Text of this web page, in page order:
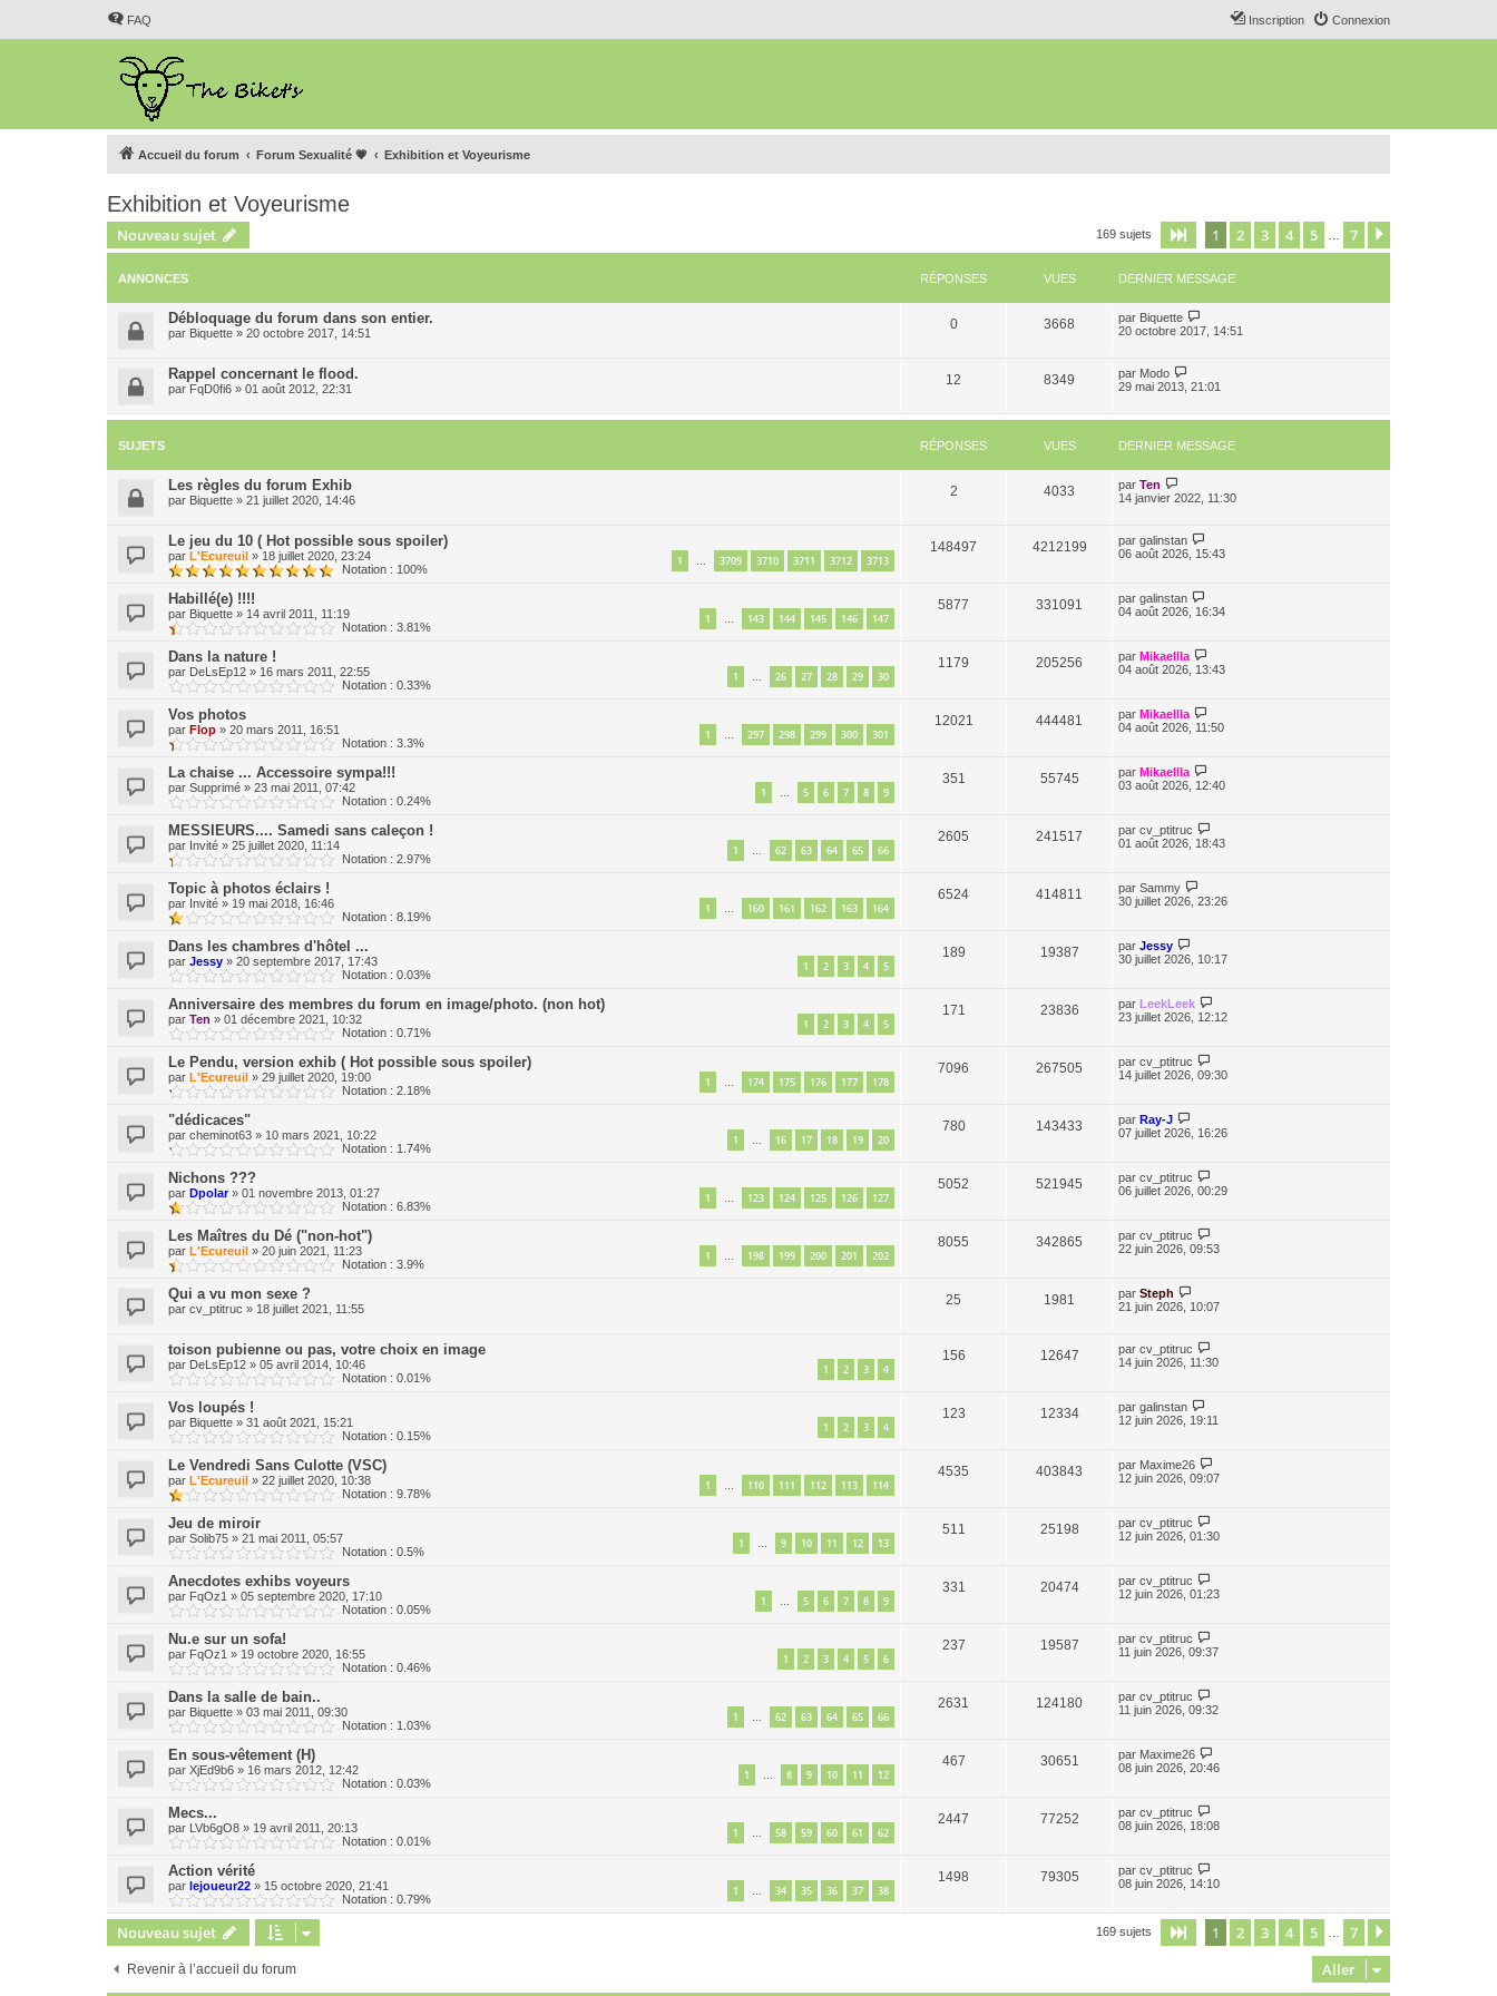
FAQ Connexion
Inscription
Accueil du forum Forum Sexualité 💗 Exhibition et Voyeurisme
Exhibition et Voyeurisme
Nouveau sujet 169 sujets Page sur7
1 2 3 4 5 7
ANNONCES RÉPONSES VUES DERNIER MESSAGE
Débloquage du forum dans son entier.
par Biquette » 20 octobre 2017, 14:51
0 3668 par Biquette
20 octobre 2017, 14:51
Rappel concernant le flood.
par FqD0fi6 » 01 août 2012, 22:31
12 8349 par Modo
29 mai 2013, 21:01
SUJETS RÉPONSES VUES DERNIER MESSAGE
Les règles du forum Exhib
par Biquette » 21 juillet 2020, 14:46
2 4033 par Ten
14 janvier 2022, 11:30
Le jeu du 10 ( Hot possible sous spoiler)
par L'Ecureuil » 18 juillet 2020, 23:24 1 … 3709 3710 3711 3712 3713
Notation : 100%
148497 4212199 par galinstan
06 août 2026, 15:43
Habillé(e) !!!!
par Biquette » 14 avril 2011, 11:19 1 … 143 144 145 146 147
Notation : 3.81%
5877 331091 par galinstan
04 août 2026, 16:34
Dans la nature !
par DeLsEp12 » 16 mars 2011, 22:55 1 … 26 27 28 29 30
Notation : 0.33%
1179 205256 par Mikaellla
04 août 2026, 13:43
Vos photos
par Flop » 20 mars 2011, 16:51 1 … 297 298 299 300 301
Notation : 3.3%
12021 444481 par Mikaellla
04 août 2026, 11:50
La chaise ... Accessoire sympa!!!
par Supprimé » 23 mai 2011, 07:42 1 … 5 6 7 8 9
Notation : 0.24%
351 55745 par Mikaellla
03 août 2026, 12:40
MESSIEURS.... Samedi sans caleçon !
par Invité » 25 juillet 2020, 11:14 1 … 62 63 64 65 66
Notation : 2.97%
2605 241517 par cv_ptitruc
01 août 2026, 18:43
Topic à photos éclairs !
par Invité » 19 mai 2018, 16:46 1 … 160 161 162 163 164
Notation : 8.19%
6524 414811 par Sammy
30 juillet 2026, 23:26
Dans les chambres d'hôtel ...
par Jessy » 20 septembre 2017, 17:43 1 2 3 4 5
Notation : 0.03%
189 19387 par Jessy
30 juillet 2026, 10:17
Anniversaire des membres du forum en image/photo. (non hot)
par Ten » 01 décembre 2021, 10:32 1 2 3 4 5
Notation : 0.71%
171 23836 par LeekLeek
23 juillet 2026, 12:12
Le Pendu, version exhib ( Hot possible sous spoiler)
par L'Ecureuil » 29 juillet 2020, 19:00 1 … 174 175 176 177 178
Notation : 2.18%
7096 267505 par cv_ptitruc
14 juillet 2026, 09:30
"dédicaces"
par cheminot63 » 10 mars 2021, 10:22 1 … 16 17 18 19 20
Notation : 1.74%
780 143433 par Ray-J
07 juillet 2026, 16:26
Nichons ???
par Dpolar» 01 novembre 2013, 01:27 1 … 123 124 125 126 127
Notation : 6.83%
5052 521945 par cv_ptitruc
06 juillet 2026, 00:29
Les Maîtres du Dé ("non-hot")
par L'Ecureuil » 20 juin 2021, 11:23 1 … 198 199 200 201 202
Notation : 3.9%
8055 342865 par cv_ptitruc
22 juin 2026, 09:53
Qui a vu mon sexe ?
par cv_ptitruc » 18 juillet 2021, 11:55
25 1981 par Steph
21 juin 2026, 10:07
toison pubienne ou pas, votre choix en image
par DeLsEp12 » 05 avril 2014, 10:46 1 2 3 4
Notation : 0.01%
156 12647 par cv_ptitruc
14 juin 2026, 11:30
Vos loupés !
par Biquette » 31 août 2021, 15:21 1 2 3 4
Notation : 0.15%
123 12334 par galinstan
12 juin 2026, 19:11
Le Vendredi Sans Culotte (VSC)
par L'Ecureuil » 22 juillet 2020, 10:38 1 … 110 111 112 113 114
Notation : 9.78%
4535 403843 par Maxime26
12 juin 2026, 09:07
Jeu de miroir
par Solib75 » 21 mai 2011, 05:57 1 … 9 10 11 12 13
Notation : 0.5%
511 25198 par cv_ptitruc
12 juin 2026, 01:30
Anecdotes exhibs voyeurs
par FqOz1 » 05 septembre 2020, 17:10 1 … 5 6 7 8 9
Notation : 0.05%
331 20474 par cv_ptitruc
12 juin 2026, 01:23
Nu.e sur un sofa!
par FqOz1 » 19 octobre 2020, 16:55 1 2 3 4 5 6
Notation : 0.46%
237 19587 par cv_ptitruc
11 juin 2026, 09:37
Dans la salle de bain..
par Biquette » 03 mai 2011, 09:30 1 … 62 63 64 65 66
Notation : 1.03%
2631 124180 par cv_ptitruc
11 juin 2026, 09:32
En sous-vêtement (H)
par XjEd9b6 » 16 mars 2012, 12:42 1 … 8 9 10 11 12
Notation : 0.03%
467 30651 par Maxime26
08 juin 2026, 20:46
Mecs...
par LVb6gO8 » 19 avril 2011, 20:13 1 … 58 59 60 61 62
Notation : 0.01%
2447 77252 par cv_ptitruc
08 juin 2026, 18:08
Action vérité
par lejoueur22 » 15 octobre 2020, 21:41 1 … 34 35 36 37 38
Notation : 0.79%
1498 79305 par cv_ptitruc
08 juin 2026, 14:10
Nouveau sujet 169 sujets Page sur7
1 2 3 4 5 7
Revenir à l’accueil du forum Aller